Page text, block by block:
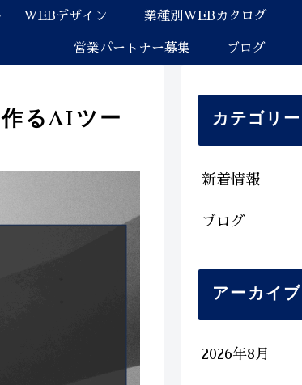
WEBデザイン 業種別WEBカタログ
営業パートナー募集 ブログ
るAIツー
カテゴリー
新着情報
ブログ
アーカイブ
2026年8月